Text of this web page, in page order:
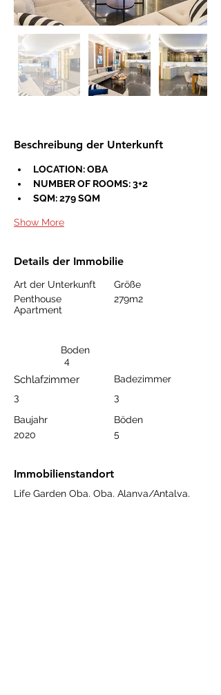
Beschreibung der Unterkunft
LOCATION: OBA
NUMBER OF ROOMS: 3+2
SQM: 279 SQM
Show More
Details der Immobilie
Art der Unterkunft
Penthouse
Apartment
Größe
279m2
Boden
4
Schlafzimmer
3
Baujahr
2020
Badezimmer
3
Böden
5
Immobilienstandort
Life Garden Oba, Oba, Alanya/Antalya,